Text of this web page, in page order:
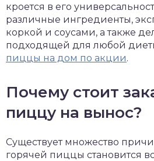
кроется в его
различные ингредиенты,
коркой и соусами, а также
подходящей для любой
пиццы на дом по акции.
Почему стоит
пиццу на вынос?
Существует множество
горячей пиццы становится